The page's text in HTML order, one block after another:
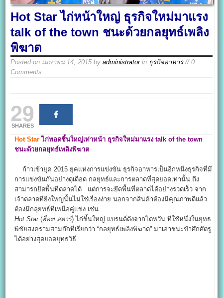
Hot Star ไก่หน้าใหญ่ ธุรกิจใหม่มาแรง
talk of the town ชนะด้วยกลยุทธ์เพลิง
พิฆาต
Posted on เมษายน 14, 2015 byadministratorin ธุรกิจอาหาร// 0
Comments
29
SHARES
Hot Star ไก่ทอดชิ้นใหญ่เท่าหน้า ธุรกิจใหม่มาแรง talk of the town
ชนะด้วยกลยุทธ์เพลิงพิฆาต
ก้าวเข้ายุค 2015 ยุคแห่งการแข่งขัน ธุรกิจอาหารเป็นอีกหนึ่งธุรกิจที่มี
การแข่งขันกันอย่างดุเดือด กลยุทธ์และการตลาดที่สุดยอดเท่านั้น ถึง
สามารถยึดพื้นที่ตลาดได้ แต่การจะยึดพื้นที่ตลาดได้อย่างรวดเร็ว จาก
เจ้าตลาดที่ยิ่งใหญ่นั้นไม่ใช่เรื่องง่าย นอกจากสินค้าต้องมีคุณภาพดีแล้ว
ต้องมีกลุยทธ์ที่เหนือคู่แข่ง เช่น
Hot Star(ฮ็อท สตาร์) ไก่ชิ้นใหญ่ แบรนด์ดังจากไตหวัน ที่ใช้หนึ่งในยุทธ
พิชัยสงครามสามก๊กที่เรียกว่า “กลยุทธ์เพลิงพิฆาต” มาเอาชนะข้าศึกศัตรู
ได้อย่างสุดยอดยุทธวิธี